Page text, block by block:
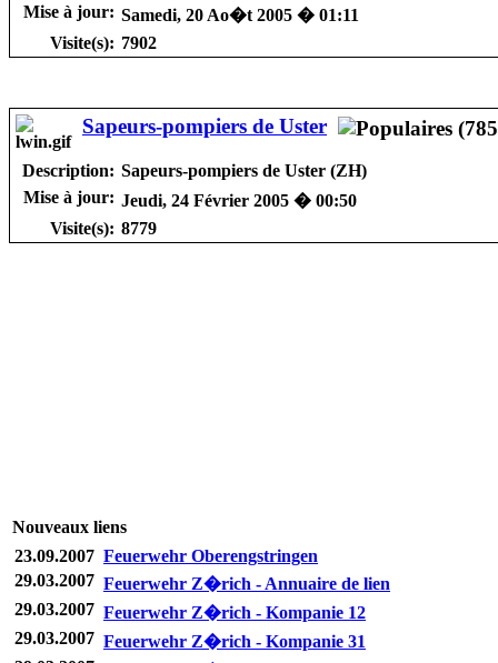
Mise à jour: Samedi, 20 Ao�t 2005 � 01:11
Visite(s): 7902
Sapeurs-pompiers de Uster
Description: Sapeurs-pompiers de Uster (ZH)
Mise à jour: Jeudi, 24 Février 2005 � 00:50
Visite(s): 8779
Nouveaux liens
23.09.2007 Feuerwehr Oberengstringen
29.03.2007 Feuerwehr Z�rich - Annuaire de lien
29.03.2007 Feuerwehr Z�rich - Kompanie 12
29.03.2007 Feuerwehr Z�rich - Kompanie 31